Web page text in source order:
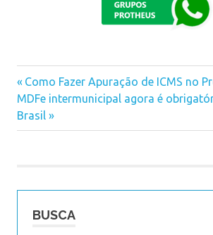
Navegação
de
Previous
Post:
Como Fazer Apuração de ICMS no
Next
Post:
MDFe intermunicipal agora é
Brasil
BUSCA